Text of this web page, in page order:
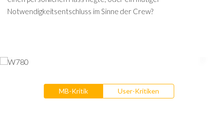
Notwendigkeitsentschluss im Sinne der Crew?
MB-Kritik User-Kritiken